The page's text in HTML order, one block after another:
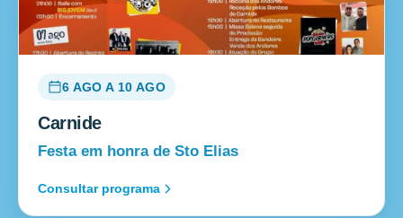
6 AGO A 10 AGO
Carnide
Festa em honra de Sto Elias
Consultar programa